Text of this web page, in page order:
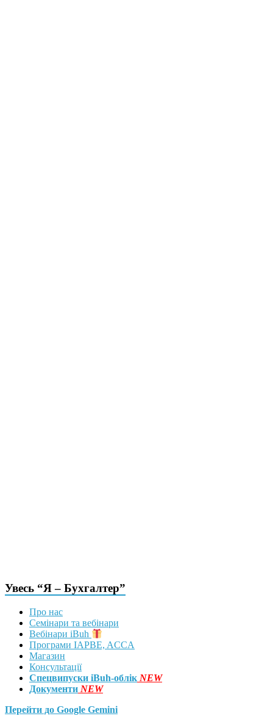
Увесь “Я – Бухгалтер”
Про нас
Семінари та вебінари
Вебінари iBuh
Програми IAPBE, ACCA
Магазин
Консультації
Спецвипуски iBuh-облік NEW
Документи NEW
Перейти до Google Gemini